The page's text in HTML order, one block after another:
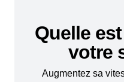
Quelle
votre
Augmentez sa